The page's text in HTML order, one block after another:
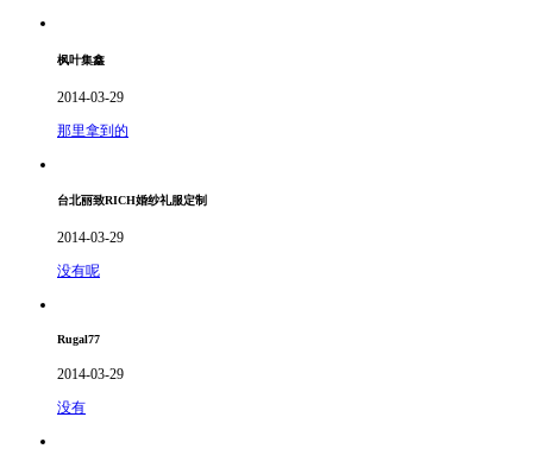
枫叶集鑫
2014-03-29
那里拿到的
台北丽致RICH婚纱礼服定制
2014-03-29
没有呢
Rugal77
2014-03-29
没有